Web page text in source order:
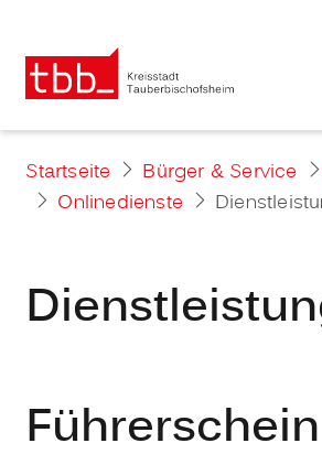
Startseite Bürger & Service
Onlinedienste